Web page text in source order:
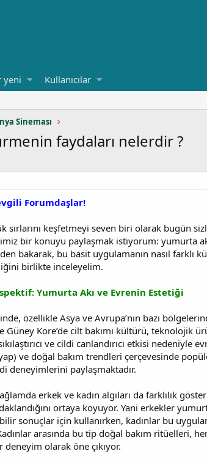
yeni Kullanıcılar
Sineması
faydaları nelerdir ?
Forumdaşlar!
sırlarını keşfetmeyi seven biri olarak bugün
bir konuyu paylaşmak istiyorum: yumurta
bakarak, bu basit uygulamanın nasıl farklı
birlikte inceleyelim.
Yumurta Akı ve Evrenin Estetiği
özellikle Asya ve Avrupa’nın bazı
Güney Kore’de cilt bakımı kültürü, teknolojik
ve cildi canlandırıcı etkisi
ve doğal bakım trendleri çerçevesinde
deneyimlerini paylaşmaktadır.
erkek ve kadın algıları da farklılık
ortaya koyuyor. Yani erkekler
sonuçlar için kullanırken, kadınlar bu
arasında bu tip doğal bakım ritüelleri,
deneyim olarak öne çıkıyor.